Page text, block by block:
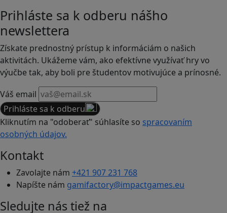
Prihláste sa k odberu nášho
newslettera
Získate prednostný prístup k informáciám o našich
aktivitách. Ukážeme vám, ako efektívne využívať hry vo
výučbe tak, aby boli pre študentov motivujúce a prínosné.
Váš email
Prihláste sa k odberu
Kliknutím na "odoberať" súhlasíte so spracovaním
osobných údajov.
Kontakt
Zavolajte nám +421 907 231 768
Napíšte nám gamifactory@impactgames.eu
Sledujte nás tiež na